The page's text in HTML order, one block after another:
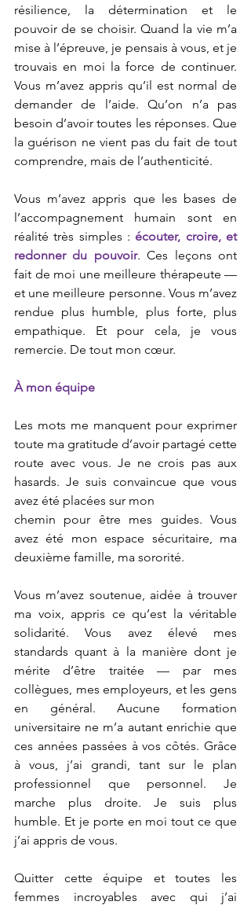
résilience, la détermination et le
pouvoir de se choisir. Quand la vie m’a
mise à l’épreuve, je pensais à vous, et je
trouvais en moi la force de continuer.
Vous m’avez appris qu’il est normal de
demander de l’aide. Qu’on n’a pas
besoin d’avoir toutes les réponses. Que
la guérison ne vient pas du fait de tout
comprendre, mais de l’authenticité.
Vous m’avez appris que les bases de
l’accompagnement humain sont en
réalité très simples : écouter, croire, et
redonner du pouvoir. Ces leçons ont
fait de moi une meilleure thérapeute —
et une meilleure personne. Vous m’avez
rendue plus humble, plus forte, plus
empathique. Et pour cela, je vous
remercie. De tout mon cœur.
À mon équipe
Les mots me manquent pour exprimer
toute ma gratitude d’avoir partagé cette
route avec vous. Je ne crois pas aux
hasards. Je suis convaincue que vous
avez été placées sur mon
chemin pour être mes guides. Vous
avez été mon espace sécuritaire, ma
deuxième famille, ma sororité.
Vous m’avez soutenue, aidée à trouver
ma voix, appris ce qu’est la véritable
solidarité. Vous avez élevé mes
standards quant à la manière dont je
mérite d’être traitée — par mes
collègues, mes employeurs, et les gens
en général. Aucune formation
universitaire ne m’a autant enrichie que
ces années passées à vos côtés. Grâce
à vous, j’ai grandi, tant sur le plan
professionnel que personnel. Je
marche plus droite. Je suis plus
humble. Et je porte en moi tout ce que
j’ai appris de vous.
Quitter cette équipe et toutes les
femmes incroyables avec qui j’ai